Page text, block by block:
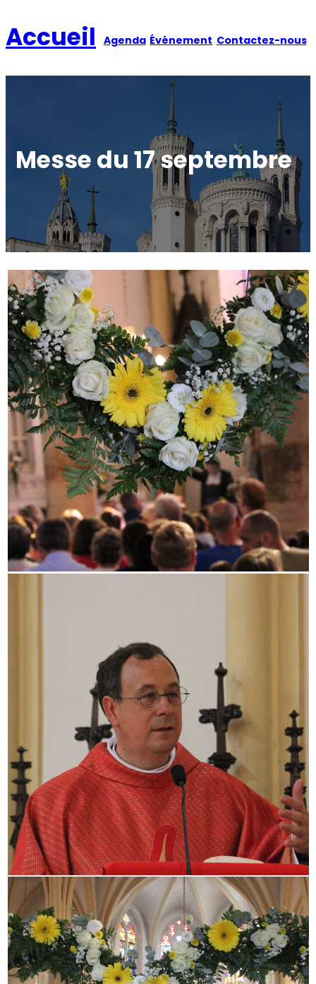
au
contenu
Accueil Agenda Événement Contactez-nous
Messe du 17 septembre